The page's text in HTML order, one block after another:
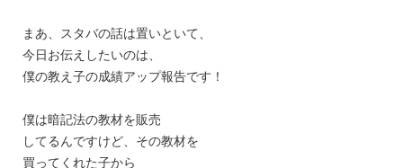
まあ、スタバの話は置いといて、
今日お伝えしたいのは、
僕の教え子の成績アップ報告です！
僕は暗記法の教材を販売
してるんですけど、その教材を
買ってくれた子から